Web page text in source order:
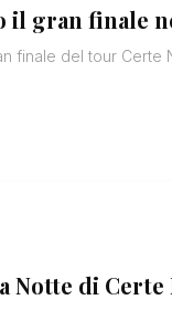
il gran finale
finale del tour Certe
Notte di